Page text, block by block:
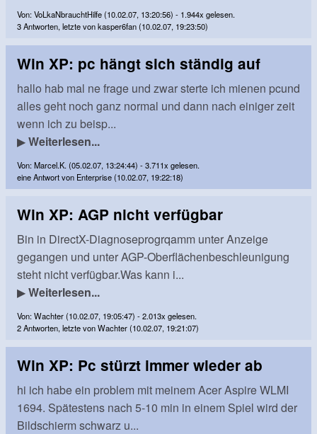
Von: VoLkaNbrauchtHilfe (10.02.07, 13:20:56) - 1.944x gelesen.
3 Antworten, letzte von kasper6fan (10.02.07, 19:23:50)
Win XP: pc hängt sich ständig auf
hallo hab mal ne frage und zwar sterte ich mienen pcund
alles geht noch ganz normal und dann nach einiger zeit
wenn ich zu beisp...
▶Weiterlesen...
Von: Marcel.K. (05.02.07, 13:24:44) - 3.711x gelesen.
eine Antwort von Enterprise (10.02.07, 19:22:18)
Win XP: AGP nicht verfügbar
Bin in DirectX-Diagnoseprogrqamm unter Anzeige
gegangen und unter AGP-Oberflächenbeschleunigung
steht nicht verfügbar.Was kann i...
▶Weiterlesen...
Von: Wachter (10.02.07, 19:05:47) - 2.013x gelesen.
2 Antworten, letzte von Wachter (10.02.07, 19:21:07)
Win XP: Pc stürzt immer wieder ab
hi ich habe ein problem mit meinem Acer Aspire WLMI
1694. Spätestens nach 5-10 min in einem Spiel wird der
Bildschierm schwarz u...